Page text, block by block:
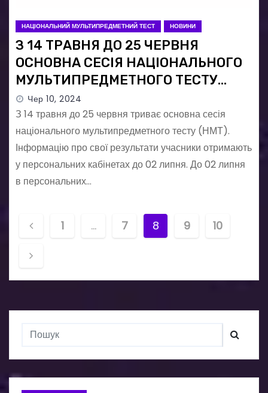
НАЦІОНАЛЬНИЙ МУЛЬТИПРЕДМЕТНИЙ ТЕСТ НОВИНИ
З 14 ТРАВНЯ ДО 25 ЧЕРВНЯ
ОСНОВНА СЕСІЯ НАЦІОНАЛЬНОГО
МУЛЬТИПРЕДМЕТНОГО ТЕСТУ
(НМТ)
Чер 10, 2024
З 14 травня до 25 червня триває основна сесія
національного мультипредметного тесту (НМТ).
Інформацію про свої результати учасники отримають
у персональних кабінетах до 02 липня. До 02 липня
в персональних…
г
ц
1 … 7 8 9 10